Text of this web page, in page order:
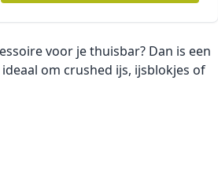
voor je thuisbar? Dan is een
om crushed ijs, ijsblokjes of